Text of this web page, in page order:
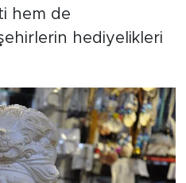
hem de
hediyelikleri